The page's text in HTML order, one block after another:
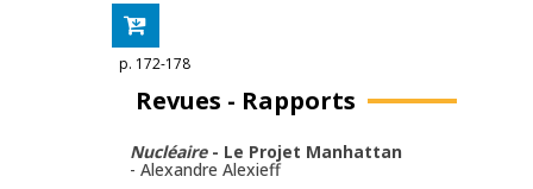
p. 172-178
Revues - Rapports
Nucléaire - Le Projet Manhattan
- Alexandre Alexieff